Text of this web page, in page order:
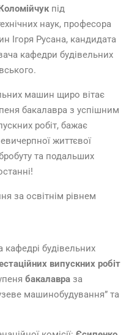
під
наук, професора
Ігоря Русана, кандидата
кафедри будівельних
машин щиро вітає
бакалавра з успішним
робіт, бажає
життєвої
та подальших
за освітнім рівнем
кафедрі будівельних
випускних робіт
бакалавра за
машинобудування” та